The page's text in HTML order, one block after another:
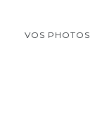
VOS PHOTOS